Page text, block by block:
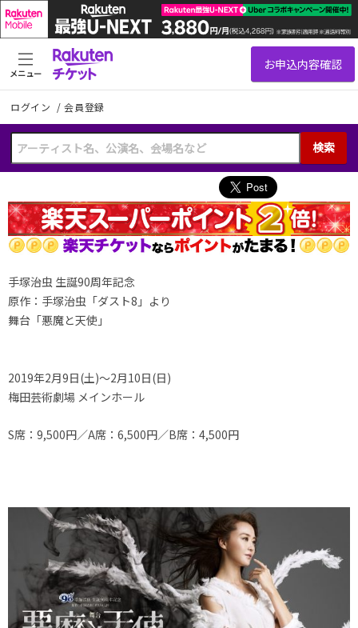
ログイン /会員登録
検索
メニュー
手塚治虫 生誕90周年記念
原作：手塚治虫「ダスト8」より
舞台「悪魔と天使」
2019年2月9日(土)～2月10日(日)
梅田芸術劇場 メインホール
S席：9,500円／A席：6,500円／B席：4,500円